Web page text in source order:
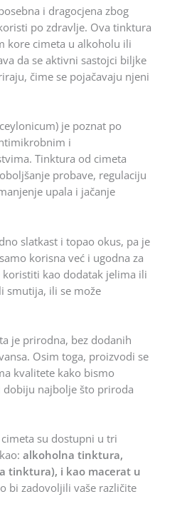
i dragocjena zbog
po zdravlje. Ova tinktura
kore cimeta u alkoholu ili
da se aktivni sastojci biljke
čime se pojačavaju njeni
je poznat po
i
Tinktura od cimeta
probave, regulaciju
upala i jačanje
slatkast i topao okus, pa je
korisna već i ugodna za
koristiti kao dodatak jelima ili
smutija, ili se može
je prirodna, bez dodanih
Osim toga, proizvodi se
kvalitete kako bismo
dobiju najbolje što priroda
su dostupni u tri
alkoholna tinktura,
tinktura), i kao macerat u
bi zadovoljili vaše različite